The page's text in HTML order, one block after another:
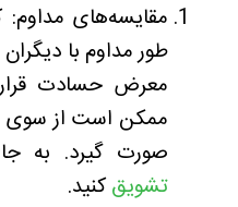
مقایسه‌های مداوم:
طور مداوم با
معرض حسادت قرار
ممکن است از سوی
صورت گیرد. به
تشویقکنید.